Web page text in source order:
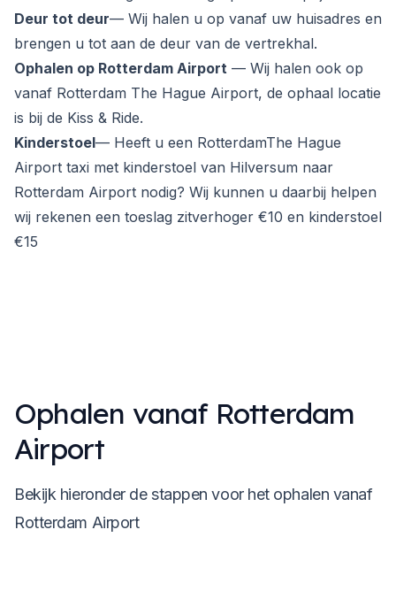
Deur tot deur— Wij halen u op vanaf uw huisadres en
brengen u tot aan de deur van de vertrekhal.
Ophalen op Rotterdam Airport — Wij halen ook op
vanaf Rotterdam The Hague Airport, de ophaal locatie
is bij de Kiss & Ride.
Kinderstoel— Heeft u een RotterdamThe Hague
Airport taxi met kinderstoel van Hilversum naar
Rotterdam Airport nodig? Wij kunnen u daarbij helpen
wij rekenen een toeslag zitverhoger €10 en kinderstoel
€15
Ophalen vanaf Rotterdam
Airport
Bekijk hieronder de stappen voor het ophalen vanaf
Rotterdam Airport